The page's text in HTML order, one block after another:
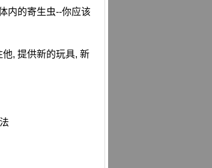
内的寄生虫--你应该
, 提供新的玩具, 新